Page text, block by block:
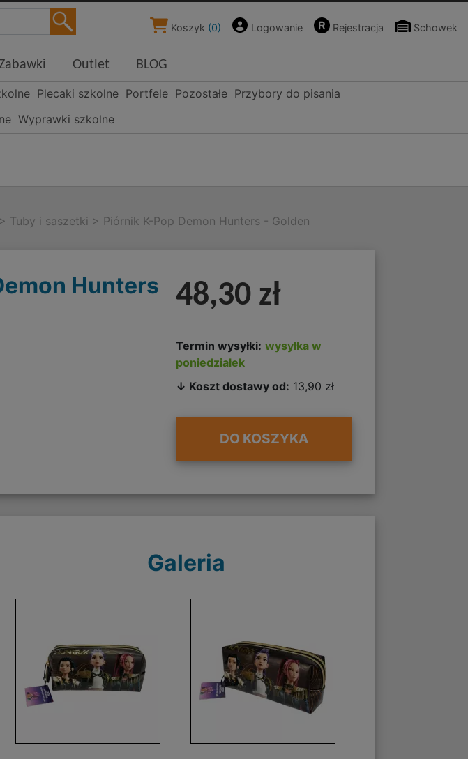
Koszyk (0) Logowanie Rejestracja Schowek
Outlet BLOG
Plecaki szkolne Portfele Pozostałe Przybory do pisania
Wyprawki szkolne
> Tuby i saszetki > Piórnik K-Pop Demon Hunters - Golden
Hunters
48,30 zł
Termin wysyłki: wysyłka w
poniedziałek
↓ Koszt dostawy od: 13,90 zł
DO KOSZYKA
Galeria